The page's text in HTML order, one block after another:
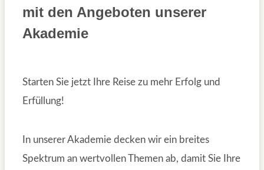
mit den Angeboten unserer
Akademie
Starten Sie jetzt Ihre Reise zu mehr Erfolg und
Erfüllung!
In unserer Akademie decken wir ein breites
Spektrum an wertvollen Themen ab, damit Sie Ihre